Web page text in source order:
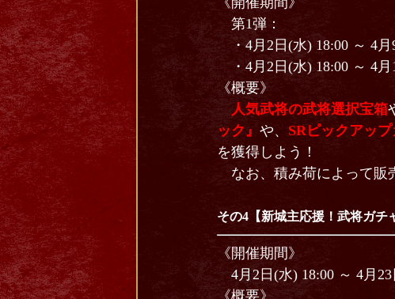
第1弾：
・4月2日(水) 18:00 ～ 4月
・4月2日(水) 18:00 ～ 4月
《概要》
人気武将の武将選択宝箱
ック』 や、 SRピックアッ
を獲得しよう！
なお、積み荷によって販
その4【新城主応援！武将ガチ
《開催期間》
4月2日(水) 18:00 ～ 4月23
《概要》